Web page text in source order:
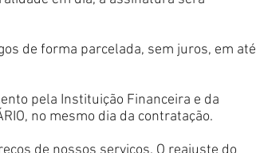
de forma parcelada, sem juros, em até
pela Instituição Financeira e da
no mesmo dia da contratação.